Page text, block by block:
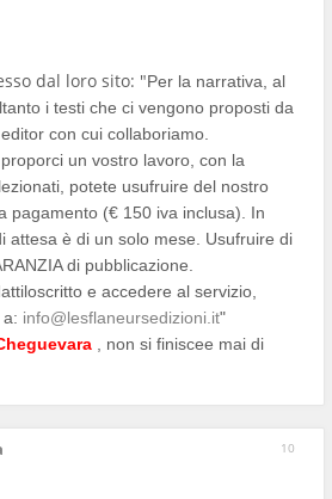
dal loro sito: " Per la narrativa, al
i testi che ci vengono proposti da
con cui collaboriamo.
un vostro lavoro, con la
potete usufruire del nostro
pagamento (€ 150 iva inclusa). In
attesa è di un solo mese. Usufruire di
di pubblicazione.
e accedere al servizio,
info@lesflaneursedizioni.it"
, non si finiscee mai di
10